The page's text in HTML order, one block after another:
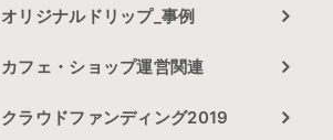
オリジナルドリップ_事例
カフェ・ショップ運営関連
クラウドファンディング2019